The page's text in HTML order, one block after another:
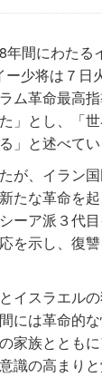
年間にわた
少将は７日
ム革命最高
」とし、「
」と述べてい
が、イラン
たな革命を
ーア派３代
を示し、復
イスラエル
には革命的
家族ととも
識の高まり